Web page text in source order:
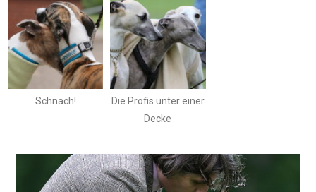
Schnach!
Die Profis unter einer
Decke